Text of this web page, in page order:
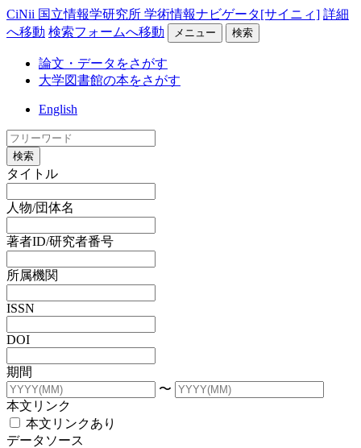
CiNii 国立情報学研究所 学術情報ナビゲータ[サイニィ] 詳細
へ移動 検索フォームへ移動 メニュー 検索
論文・データをさがす
大学図書館の本をさがす
English
検索
タイトル
人物/団体名
著者ID/研究者番号
所属機関
ISSN
DOI
期間
〜
本文リンク
本文リンクあり
データソース